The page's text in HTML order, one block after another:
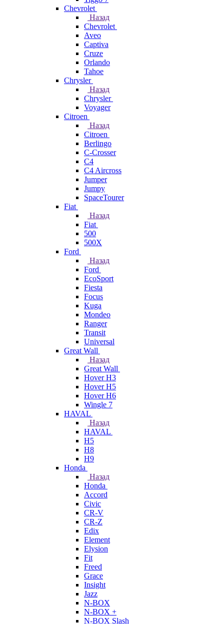
Chevrolet
Назад
Chevrolet
Aveo
Captiva
Cruze
Orlando
Tahoe
Chrysler
Назад
Chrysler
Voyager
Citroen
Назад
Citroen
Berlingo
C-Crosser
C4
C4 Aircross
Jumper
Jumpy
SpaceTourer
Fiat
Назад
Fiat
500
500X
Ford
Назад
Ford
EcoSport
Fiesta
Focus
Kuga
Mondeo
Ranger
Transit
Universal
Great Wall
Назад
Great Wall
Hover H3
Hover H5
Hover H6
Wingle 7
HAVAL
Назад
HAVAL
H5
H8
H9
Honda
Назад
Honda
Accord
Civic
CR-V
CR-Z
Edix
Element
Elysion
Fit
Freed
Grace
Insight
Jazz
N-BOX
N-BOX +
N-BOX Slash